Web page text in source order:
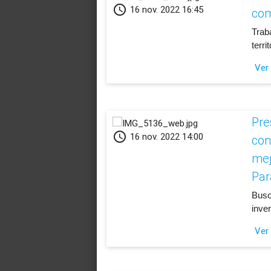
schedule 16 nov. 2022 16:45
Ver
schedule 16 nov. 2022 14:00
Ver